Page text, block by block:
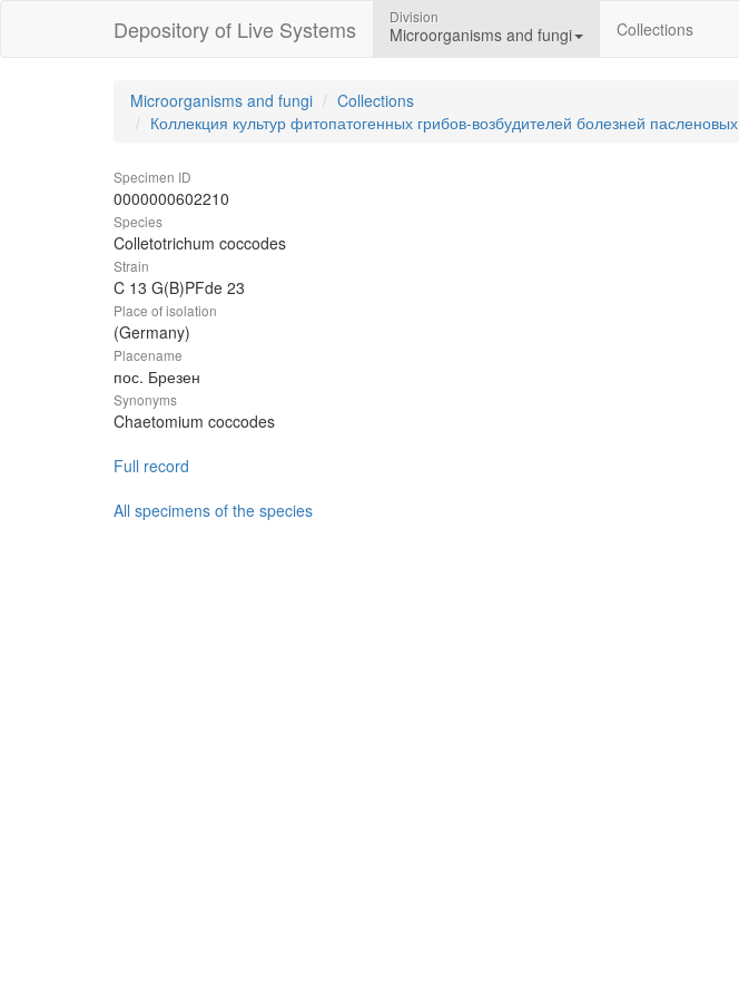
Depository of Live Systems Division
Microorganisms and fungi Collections
Microorganisms and fungi
Collections
Коллекция культур фитопатогенных грибов-возбудителей болезней пасленовых
Specimen ID
0000000602210
Species
Colletotrichum coccodes
Strain
C 13 G(B)PFde 23
Place of isolation
(Germany)
Placename
пос. Брезен
Synonyms
Chaetomium coccodes
Full record
All specimens of the species